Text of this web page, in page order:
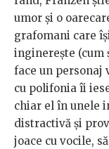
umor și o
grafomani care
inginerește (cum
face un personaj
cu polifonia îi
chiar el în unele
distractivă și
joace cu vocile,